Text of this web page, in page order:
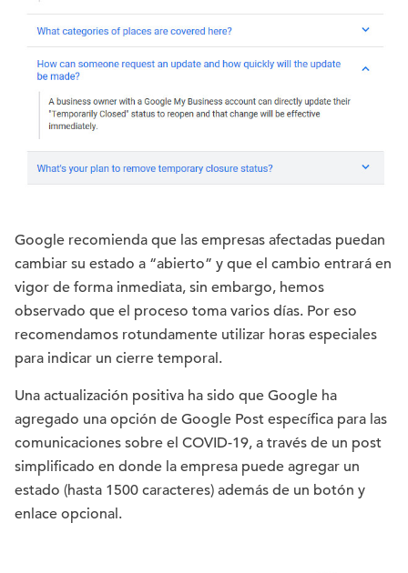
Google recomienda que las empresas afectadas puedan
cambiar su estado a “abierto” y que el cambio entrará en
vigor de forma inmediata, sin embargo, hemos
observado que el proceso toma varios días. Por eso
recomendamos rotundamente utilizar horas especiales
para indicar un cierre temporal.
Una actualización positiva ha sido que Google ha
agregado una opción de Google Post específica para las
comunicaciones sobre el COVID-19, a través de un post
simplificado en donde la empresa puede agregar un
estado (hasta 1500 caracteres) además de un botón y
enlace opcional.